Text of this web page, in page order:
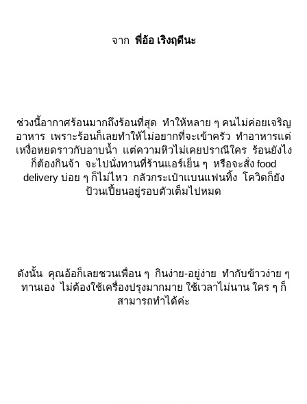
จาก พี่อ้อ เริงฤดีนะ
ช่วงนี้อากาศร้อนมากถึงร้อนที่สุด ทำให้หลาย ๆ คนไม่ค่อยเจริญ
อาหาร เพราะร้อนก็เลยทำให้ไม่อยากที่จะเข้าครัว ทำอาหารแต่
เหงื่อหยดราวกับอาบน้ำ แต่ความหิวไม่เคยปราณีใคร ร้อนยังไง
ก็ต้องกินจ้า จะไปนั่งทานที่ร้านแอร์เย็น ๆ หรือจะสั่ง food
delivery บ่อย ๆ ก็ไม่ไหว กลัวกระเป๋าแบนแฟนทิ้ง โควิดก็ยัง
ป้วนเปี้ยนอยู่รอบตัวเต็มไปหมด
ดังนั้น คุณอ้อก็เลยชวนเพื่อน ๆ กินง่าย-อยู่ง่าย ทำกับข้าวง่าย ๆ
ทานเอง ไม่ต้องใช้เครื่องปรุงมากมาย ใช้เวลาไม่นาน ใคร ๆ ก็
สามารถทำได้ค่ะ